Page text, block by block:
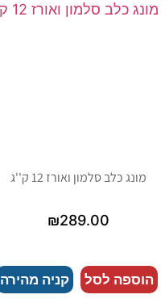
מונג כלב סלמון ואורז 12 ק''ג
₪289.00
הוספה לסל קניה מהירה